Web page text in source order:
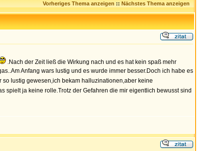
Vorheriges Thema anzeigen :: Nächstes Thema anzeigen
.Nach der Zeit ließ die Wirkung nach und es hat kein spaß mehr
Anfang wars lustig und es wurde immer besser.Doch ich habe es
so lustig gewesen,ich bekam halluzinationen,aber keine
spielt ja keine rolle.Trotz der Gefahren die mir eigentlich bewusst sind